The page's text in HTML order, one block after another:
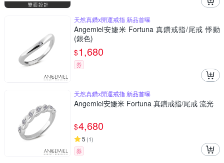
天然真鑽x開運戒指 新品首曝
Angemiel安婕米 Fortuna 真鑽戒指/尾戒 悸動
(銀色)
$1,680
券
天然真鑽x開運戒指 新品首曝
Angemiel安婕米 Fortuna 真鑽戒指/尾戒 流光
$4,680
5 (1)
券